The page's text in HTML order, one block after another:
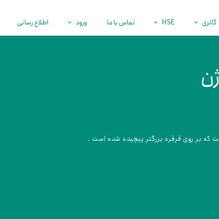
گالری
برنامه‌های تلوزیونی
HSE تماس با ما ورود اطلاع رسانی